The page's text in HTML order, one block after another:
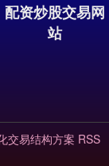
配资炒股交易网
站
交易结构方案 RSS